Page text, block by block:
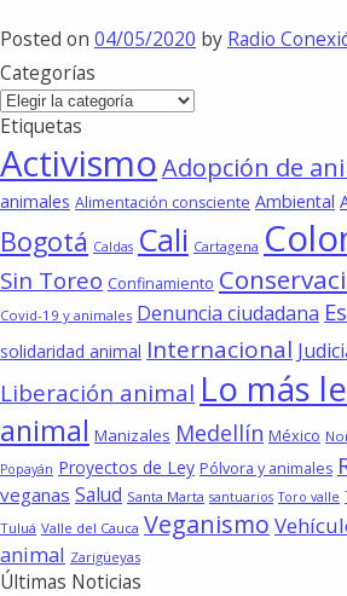
Posted on 04/05/2020 by Radio
Categorías
Categorías
Etiquetas
ActivismoAdopción de
animales Alimentación consciente Ambiental
Bogotá Caldas Cali Cartagena
Sin Toreo Confinamiento
Covid-19 y animales Denuncia ciudadana
solidaridad animal Internacional
Liberación animal Lo más
animal Manizales Medellín México
Popayán Proyectos de Ley Pólvora y animales
veganas Salud Santa Marta santuarios Toro valle
Tuluá Valle del Cauca Veganismo
animal Zarigüeyas
Últimas Noticias